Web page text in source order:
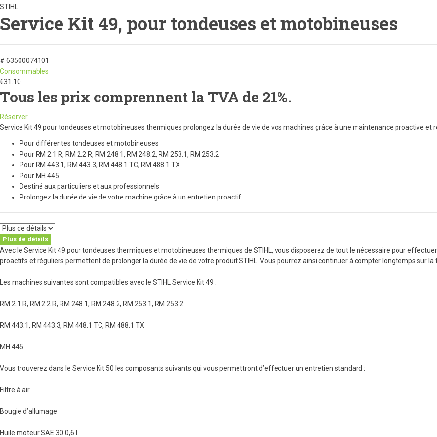
STIHL
Service Kit 49, pour tondeuses et motobineuses
# 63500074101
Consommables
€31.10
Tous les prix comprennent la TVA de 21%.
Réserver
Service Kit 49 pour tondeuses et motobineuses thermiques prolongez la durée de vie de vos machines grâce à une maintenance proactive et
Pour différentes tondeuses et motobineuses
Pour RM 2.1 R, RM 2.2 R, RM 248.1, RM 248.2, RM 253.1, RM 253.2
Pour RM 443.1, RM 443.3, RM 448.1 TC, RM 488.1 TX
Pour MH 445
Destiné aux particuliers et aux professionnels
Prolongez la durée de vie de votre machine grâce à un entretien proactif
Plus de détails
Avec le Service Kit 49 pour tondeuses thermiques et motobineuses thermiques de STIHL, vous disposerez de tout le nécessaire pour
proactifs et réguliers permettent de prolonger la durée de vie de votre produit STIHL. Vous pourrez ainsi continuer à compter longtemps sur
Les machines suivantes sont compatibles avec le STIHL Service Kit 49 :
RM 2.1 R, RM 2.2 R, RM 248.1, RM 248.2, RM 253.1, RM 253.2
RM 443.1, RM 443.3, RM 448.1 TC, RM 488.1 TX
MH 445
Vous trouverez dans le Service Kit 50 les composants suivants qui vous permettront d’effectuer un entretien standard :
Filtre à air
Bougie d’allumage
Huile moteur SAE 30 0,6 l